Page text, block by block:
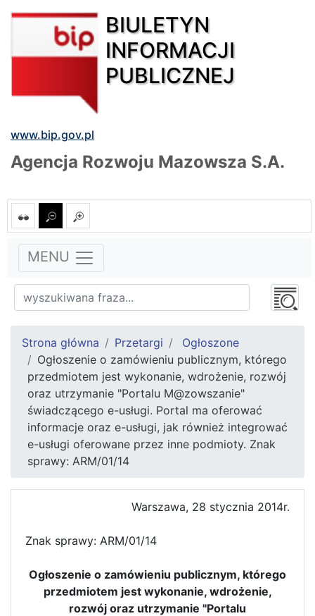
BIULETYN
INFORMACJI
PUBLICZNEJ
www.bip.gov.pl
Agencja Rozwoju Mazowsza S.A.
MENU
Strona główna Przetargi
Ogłoszone
Ogłoszenie o zamówieniu publicznym, którego
przedmiotem jest wykonanie, wdrożenie, rozwój
oraz utrzymanie "Portalu M@zowszanie"
świadczącego e-usługi. Portal ma oferować
informacje oraz e-usługi, jak również integrować
e-usługi oferowane przez inne podmioty. Znak
sprawy: ARM/01/14
Warszawa, 28 stycznia 2014r.
Znak sprawy: ARM/01/14
Ogłoszenie o zamówieniu publicznym, którego
przedmiotem jest wykonanie, wdrożenie,
rozwój oraz utrzymanie "Portalu